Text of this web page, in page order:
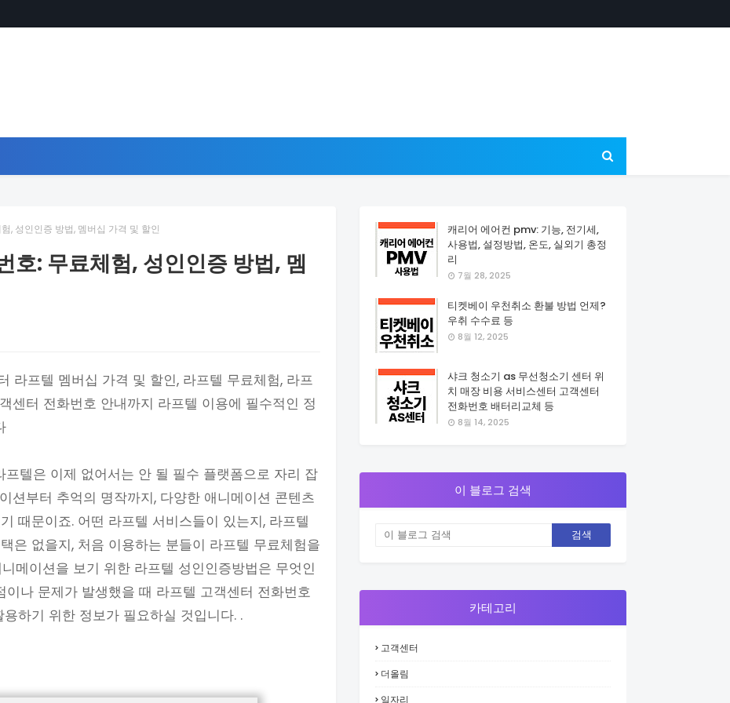
, 성인인증 방법, 멤버십 가격 및 할인
호: 무료체험, 성인인증 방법, 멤
라프텔 멤버십 가격 및 할인, 라프텔 무료체험, 라프
센터 전화번호 안내까지 라프텔 이용에 필수적인 정
텔은 이제 없어서는 안 될 필수 플랫폼으로 자리 잡
션부터 추억의 명작까지, 다양한 애니메이션 콘텐츠
때문이죠. 어떤 라프텔 서비스들이 있는지, 라프텔
은 없을지, 처음 이용하는 분들이 라프텔 무료체험을
메이션을 보기 위한 라프텔 성인인증방법은 무엇인
나 문제가 발생했을 때 라프텔 고객센터 전화번호
하기 위한 정보가 필요하실 것입니다. .
캐리어 에어컨 pmv: 기능, 전기세,
사용법, 설정방법, 온도, 실외기 총정
리
7월 28, 2025
티켓베이 우천취소 환불 방법 언제?
우취 수수료 등
8월 12, 2025
샤크 청소기 as 무선청소기 센터 위
치 매장 비용 서비스센터 고객센터
전화번호 배터리교체 등
8월 14, 2025
이 블로그 검색
카테고리
고객센터
더올림
일자리